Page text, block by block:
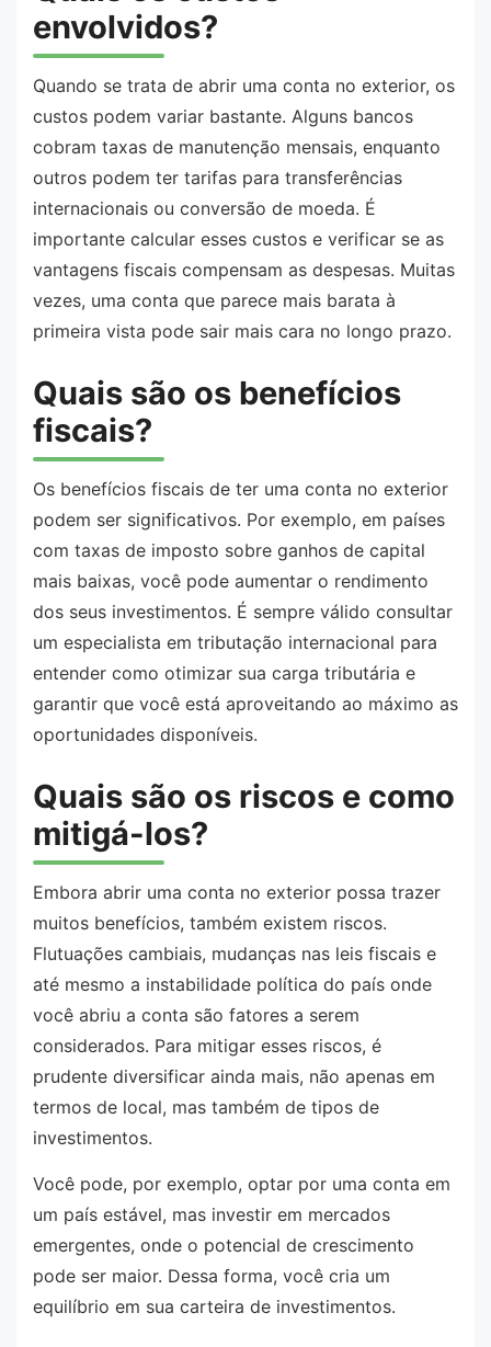
envolvidos?
Quando se trata de abrir uma conta no exterior, os
custos podem variar bastante. Alguns bancos
cobram taxas de manutenção mensais, enquanto
outros podem ter tarifas para transferências
internacionais ou conversão de moeda. É
importante calcular esses custos e verificar se as
vantagens fiscais compensam as despesas. Muitas
vezes, uma conta que parece mais barata à
primeira vista pode sair mais cara no longo prazo.
Quais são os benefícios
fiscais?
Os benefícios fiscais de ter uma conta no exterior
podem ser significativos. Por exemplo, em países
com taxas de imposto sobre ganhos de capital
mais baixas, você pode aumentar o rendimento
dos seus investimentos. É sempre válido consultar
um especialista em tributação internacional para
entender como otimizar sua carga tributária e
garantir que você está aproveitando ao máximo as
oportunidades disponíveis.
Quais são os riscos e como
mitigá-los?
Embora abrir uma conta no exterior possa trazer
muitos benefícios, também existem riscos.
Flutuações cambiais, mudanças nas leis fiscais e
até mesmo a instabilidade política do país onde
você abriu a conta são fatores a serem
considerados. Para mitigar esses riscos, é
prudente diversificar ainda mais, não apenas em
termos de local, mas também de tipos de
investimentos.
Você pode, por exemplo, optar por uma conta em
um país estável, mas investir em mercados
emergentes, onde o potencial de crescimento
pode ser maior. Dessa forma, você cria um
equilíbrio em sua carteira de investimentos.